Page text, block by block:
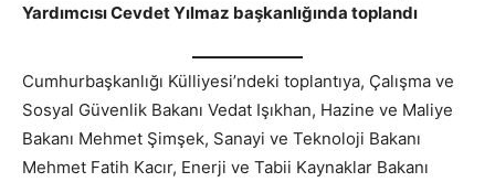
Yardımcısı Cevdet Yılmaz başkanlığında toplandı
Cumhurbaşkanlığı Külliyesi’ndeki toplantıya, Çalışma ve
Sosyal Güvenlik Bakanı Vedat Işıkhan, Hazine ve Maliye
Bakanı Mehmet Şimşek, Sanayi ve Teknoloji Bakanı
Mehmet Fatih Kacır, Enerji ve Tabii Kaynaklar Bakanı